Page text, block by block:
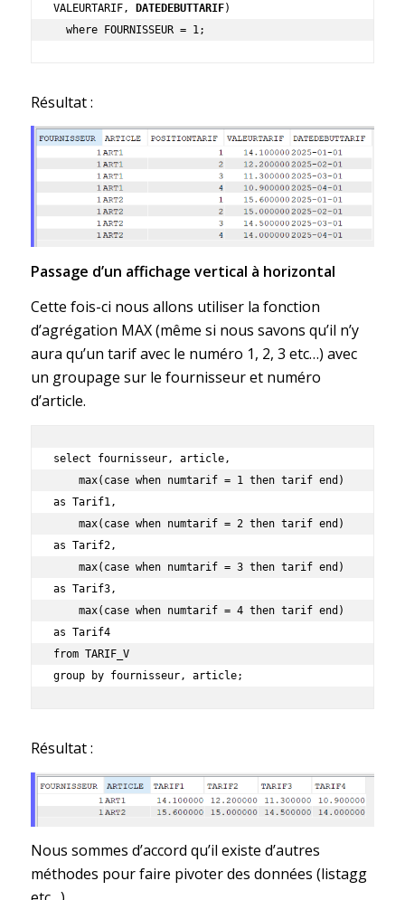
VALEURTARIF, DATEDEBUTTARIF)
  where FOURNISSEUR = 1;
Résultat :
Passage d’un affichage vertical à horizontal
Cette fois-ci nous allons utiliser la fonction
d’agrégation MAX (même si nous savons qu’il n’y
aura qu’un tarif avec le numéro 1, 2, 3 etc…) avec
un groupage sur le fournisseur et numéro
d’article.
select fournisseur, article,
as Tarif1,
as Tarif2,
as Tarif3,
as Tarif4
from TARIF_V
group by fournisseur, article;
Résultat :
Nous sommes d’accord qu’il existe d’autres
méthodes pour faire pivoter des données (listagg